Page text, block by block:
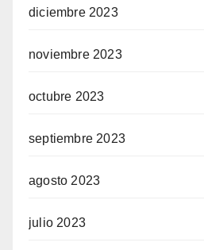
diciembre 2023
noviembre 2023
octubre 2023
septiembre 2023
agosto 2023
julio 2023